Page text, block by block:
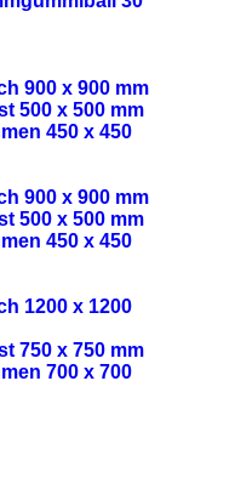
900 x 900 mm
500 x 500 mm
450 x 450
900 x 900 mm
500 x 500 mm
450 x 450
1200 x 1200
750 x 750 mm
700 x 700